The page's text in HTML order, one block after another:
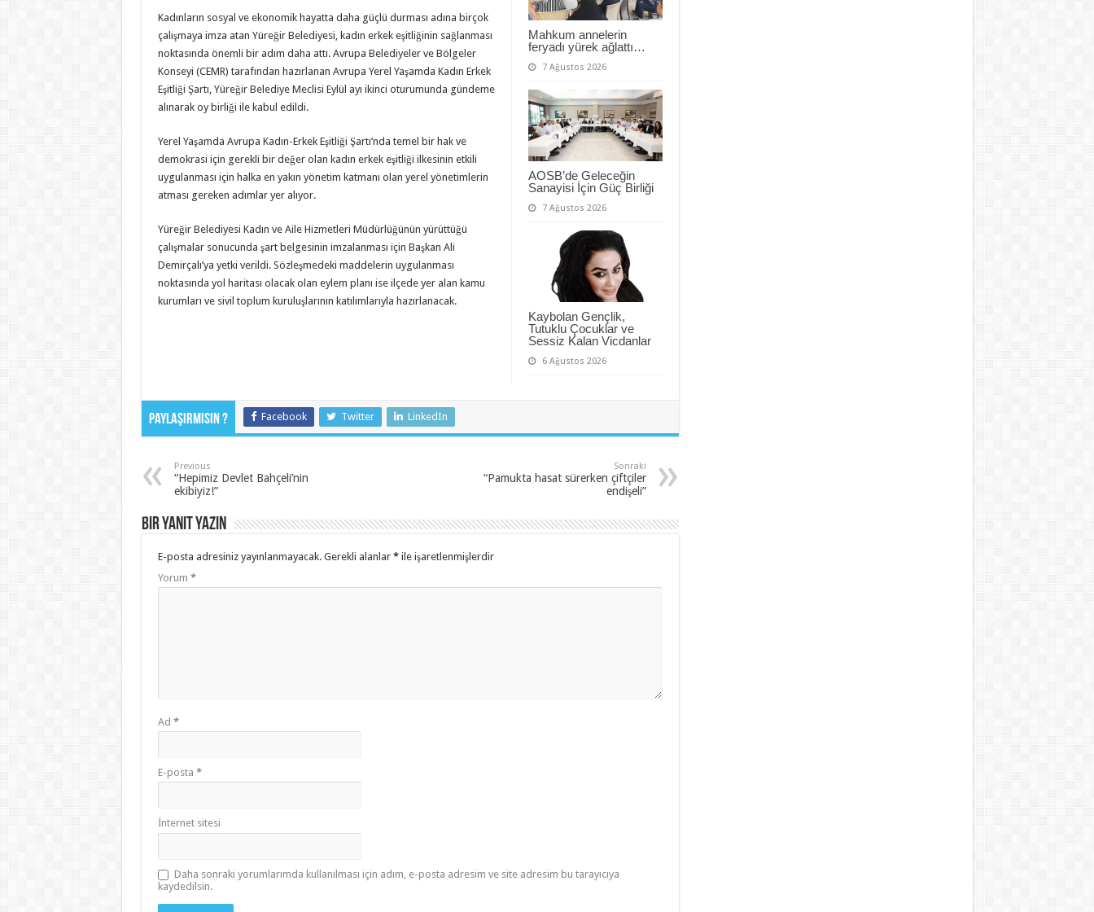
Mahkum annelerin
feryadı yürek ağlattı…
7 Ağustos 2026
AOSB’de Geleceğin
Sanayisi İçin Güç Birliği
7 Ağustos 2026
Kaybolan Gençlik,
Tutuklu Çocuklar ve
Sessiz Kalan Vicdanlar
6 Ağustos 2026
Kadınların sosyal ve ekonomik hayatta daha güçlü durması adına birçok
çalışmaya imza atan Yüreğir Belediyesi, kadın erkek eşitliğinin sağlanması
noktasında önemli bir adım daha attı. Avrupa Belediyeler ve Bölgeler
Konseyi (CEMR) tarafından hazırlanan Avrupa Yerel Yaşamda Kadın Erkek
Eşitliği Şartı, Yüreğir Belediye Meclisi Eylül ayı ikinci oturumunda gündeme
alınarak oy birliği ile kabul edildi.
Yerel Yaşamda Avrupa Kadın-Erkek Eşitliği Şartı’nda temel bir hak ve
demokrasi için gerekli bir değer olan kadın erkek eşitliği ilkesinin etkili
uygulanması için halka en yakın yönetim katmanı olan yerel yönetimlerin
atması gereken adımlar yer alıyor.
Yüreğir Belediyesi Kadın ve Aile Hizmetleri Müdürlüğünün yürüttüğü
çalışmalar sonucunda şart belgesinin imzalanması için Başkan Ali
Demirçalı’ya yetki verildi. Sözleşmedeki maddelerin uygulanması
noktasında yol haritası olacak olan eylem planı ise ilçede yer alan kamu
kurumları ve sivil toplum kuruluşlarının katılımlarıyla hazırlanacak.
Paylaşırmısın ? Facebook Twitter LinkedIn
Previous
“Hepimiz Devlet Bahçeli’nin
ekibiyiz!”
Sonraki
“Pamukta hasat sürerken çiftçiler
endişeli”
Bir yanıt yazın
E-posta adresiniz yayınlanmayacak. Gerekli alanlar *ile işaretlenmişlerdir
Yorum *
Ad *
E-posta *
İnternet sitesi
Daha sonraki yorumlarımda kullanılması için adım, e-posta adresim ve site adresim bu tarayıcıya
kaydedilsin.